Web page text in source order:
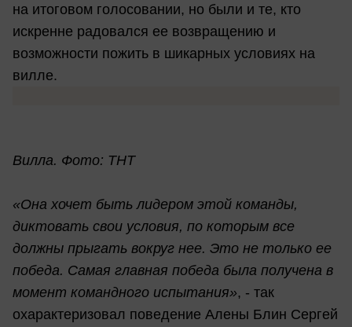
на итоговом голосовании, но были и те, кто
искренне радовался ее возвращению и
возможности пожить в шикарных условиях на
вилле.
Вилла. Фото: ТНТ
«Она хочет быть лидером этой команды,
диктовать свои условия, по которым все
должны прыгать вокруг нее. Это не только ее
победа. Самая главная победа была получена в
момент командного испытания», - так
охарактеризовал поведение Алены Блин Сергей